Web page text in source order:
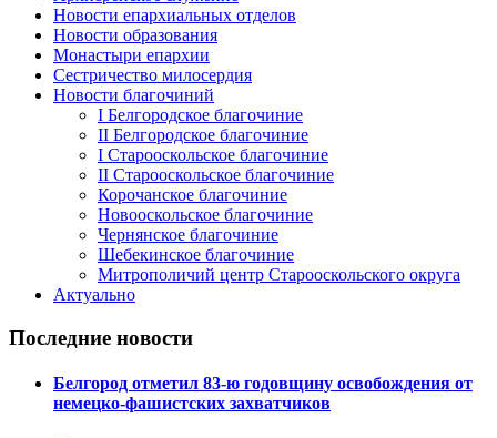
Новости епархиальных отделов
Новости образования
Монастыри епархии
Сестричество милосердия
Новости благочиний
I Белгородское благочиние
II Белгородское благочиние
I Старооскольское благочиние
II Старооскольское благочиние
Корочанское благочиние
Новооскольское благочиние
Чернянское благочиние
Шебекинское благочиние
Митрополичий центр Старооскольского округа
Актуально
Последние новости
Белгород отметил 83-ю годовщину освобождения от
немецко-фашистских захватчиков